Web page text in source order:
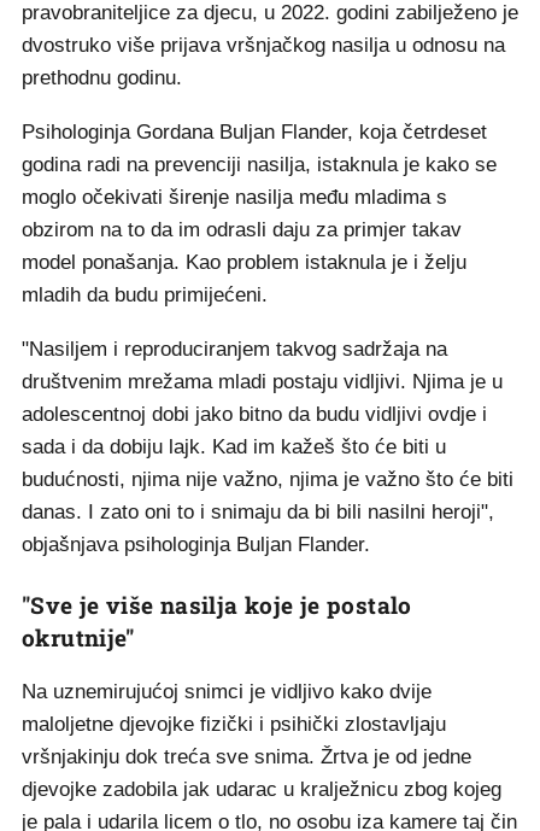
pravobraniteljice za djecu, u 2022. godini zabilježeno je
dvostruko više prijava vršnjačkog nasilja u odnosu na
prethodnu godinu.
Psihologinja Gordana Buljan Flander, koja četrdeset
godina radi na prevenciji nasilja, istaknula je kako se
moglo očekivati širenje nasilja među mladima s
obzirom na to da im odrasli daju za primjer takav
model ponašanja. Kao problem istaknula je i želju
mladih da budu primijećeni.
"Nasiljem i reproduciranjem takvog sadržaja na
društvenim mrežama mladi postaju vidljivi. Njima je u
adolescentnoj dobi jako bitno da budu vidljivi ovdje i
sada i da dobiju lajk. Kad im kažeš što će biti u
budućnosti, njima nije važno, njima je važno što će biti
danas. I zato oni to i snimaju da bi bili nasilni heroji",
objašnjava psihologinja Buljan Flander.
"Sve je više nasilja koje je postalo
okrutnije"
Na uznemirujućoj snimci je vidljivo kako dvije
maloljetne djevojke fizički i psihički zlostavljaju
vršnjakinju dok treća sve snima. Žrtva je od jedne
djevojke zadobila jak udarac u kralježnicu zbog kojeg
je pala i udarila licem o tlo, no osobu iza kamere taj čin